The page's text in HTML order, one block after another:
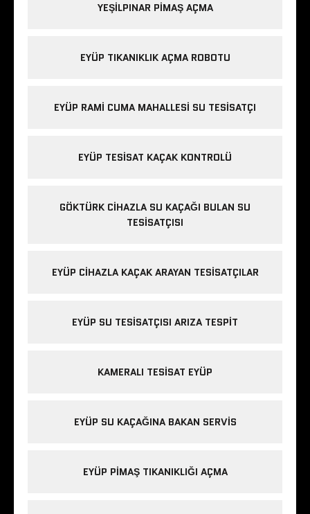
YEŞILPINAR PIMAŞ AÇMA
EYÜP TIKANIKLIK AÇMA ROBOTU
EYÜP RAMI CUMA MAHALLESI SU TESISATÇI
EYÜP TESISAT KAÇAK KONTROLÜ
GÖKTÜRK CIHAZLA SU KAÇAĞI BULAN SU
TESISATÇISI
EYÜP CIHAZLA KAÇAK ARAYAN TESISATÇILAR
EYÜP SU TESISATÇISI ARIZA TESPIT
KAMERALI TESISAT EYÜP
EYÜP SU KAÇAĞINA BAKAN SERVIS
EYÜP PIMAŞ TIKANIKLIĞI AÇMA